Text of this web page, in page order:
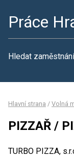
Práce
Hledat zaměstnání
Hlavní strana / Volná
PIZZAŘ /
TURBO PIZZA,